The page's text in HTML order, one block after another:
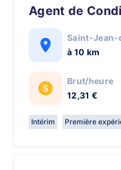
Agent de
Saint-Jean-
à 10 km
Brut/heure
12,31 €
Intérim Première